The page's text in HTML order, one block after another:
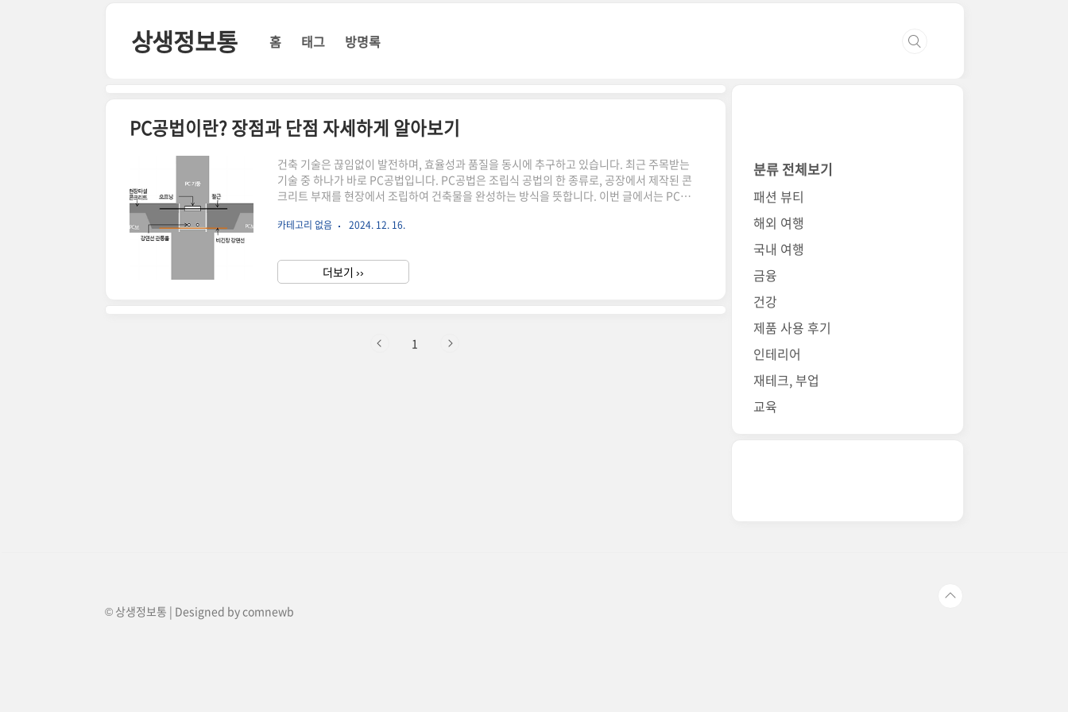
상생정보통 홈 태그 방명록
PC공법이란? 장점과 단점 자세하게 알아보기
건축 기술은 끊임없이 발전하며, 효율성과 품질을 동시에 추구하고 있습니다. 최근 주목받는
기술 중 하나가 바로 PC공법입니다. PC공법은 조립식 공법의 한 종류로, 공장에서 제작된 콘
크리트 부재를 현장에서 조립하여 건축물을 완성하는 방식을 뜻합니다. 이번 글에서는 PC공법
이란?**PC공법(Precast Concrete Construction)**은 콘크리트 부재를 공장에서 미리 제
제작된 부재를 사용하기 때문에 높은 정밀도와 품질을 유지할 수 있습니다. 이러한 특성 덕분
에 PC공법은 고층 건물, 대형 물류 창고, 주택 단지 등..
카테고리 없음 2024. 12. 16.
더보기 ››
1
분류 전체보기
패션 뷰티
해외 여행
국내 여행
금융
건강
제품 사용 후기
인테리어
재테크, 부업
교육
© 상생정보통 | Designed bycomnewb